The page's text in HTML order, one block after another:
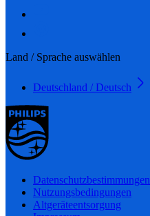
Land / Sprache auswählen
Deutschland / Deutsch
Datenschutzbestimmungen
Nutzungsbedingungen
Altgeräteentsorgung